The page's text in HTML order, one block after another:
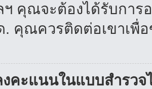
คุณจะต้องได้รับการ
. คุณควรติดต่อเขาเพื่
งคะแนนในแบบสำรวจ